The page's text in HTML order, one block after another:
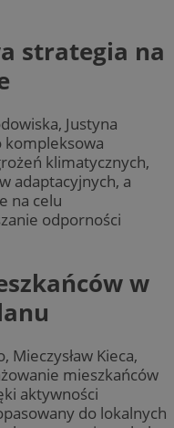
strategia na
Justyna
kompleksowa
klimatycznych,
adaptacyjnych, a
na celu
odporności
w
Mieczysław Kieca,
mieszkańców
aktywności
do lokalnych